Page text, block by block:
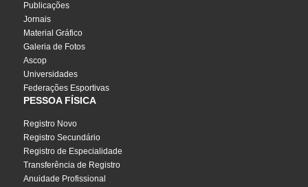
Publicações
Jornais
Material Gráfico
Galeria de Fotos
Ascop
Universidades
Federações Esportivas
PESSOA FÍSICA
Registro Novo
Registro Secundário
Registro de Especialidade
Transferência de Registro
Anuidade Profissional